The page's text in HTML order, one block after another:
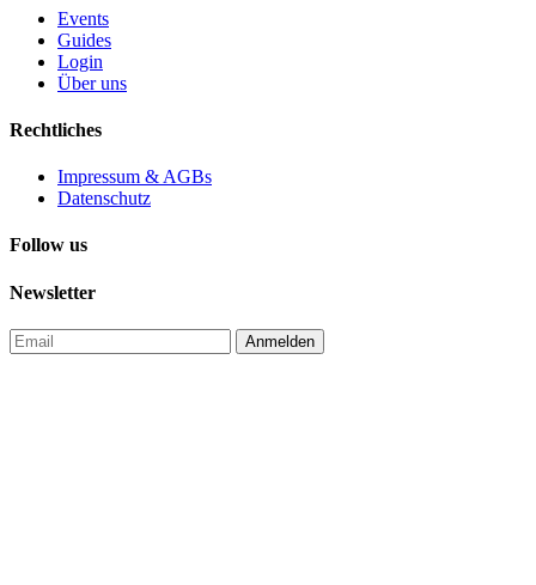
Events
Guides
Login
Über uns
Rechtliches
Impressum & AGBs
Datenschutz
Follow us
Newsletter
Anmelden